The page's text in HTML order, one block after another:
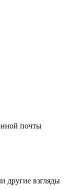
почты
другие взгляды